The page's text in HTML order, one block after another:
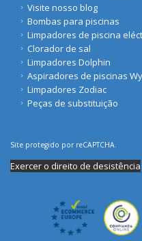
Visite nosso blog
Bombas para piscinas
Limpadores de piscina
Clorador de sal
Limpadores Dolphin
Aspiradores de piscinas
Limpadores Zodiac
Peças de substituição
Site protegido por reCAPTCHA.
Exercer o direito de desistência